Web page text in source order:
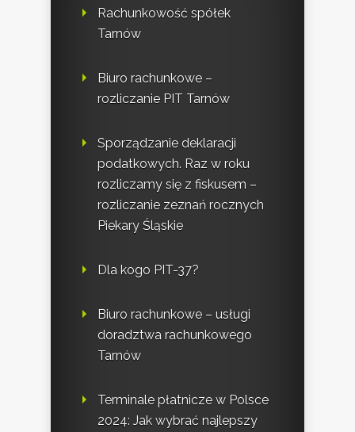
Rachunkowość spółek
Tarnów
Biuro rachunkowe –
rozliczanie PIT Tarnów
Sporządzanie deklaracji
podatkowych. Raz w roku
rozliczamy się z fiskusem –
rozliczanie zeznań rocznych
Piekary Śląskie
Dla kogo PIT-37?
Biuro rachunkowe – usługi
doradztwa rachunkowego
Tarnów
Terminale płatnicze w Polsce
2024: Jak wybrać najlepszy